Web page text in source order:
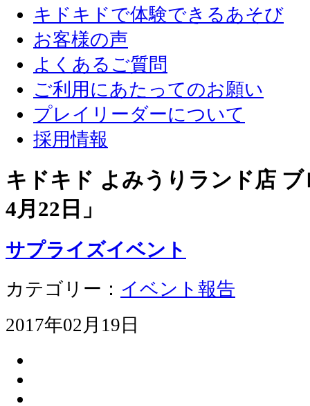
キドキドで体験できるあそび
お客様の声
よくあるご質問
ご利用にあたってのお願い
プレイリーダーについて
採用情報
キドキド よみうりランド店
4月22日 」
サプライズイベント
カテゴリー： イベント報告
2017年02月19日